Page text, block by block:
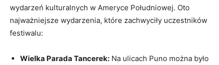
wydarzeń kulturalnych ⁢w Ameryce Południowej. Oto
najważniejsze‍ wydarzenia, ‌które zachwyciły ⁢uczestników
festiwalu:
Wielka Parada Tancerek: Na ulicach⁢ Puno można było